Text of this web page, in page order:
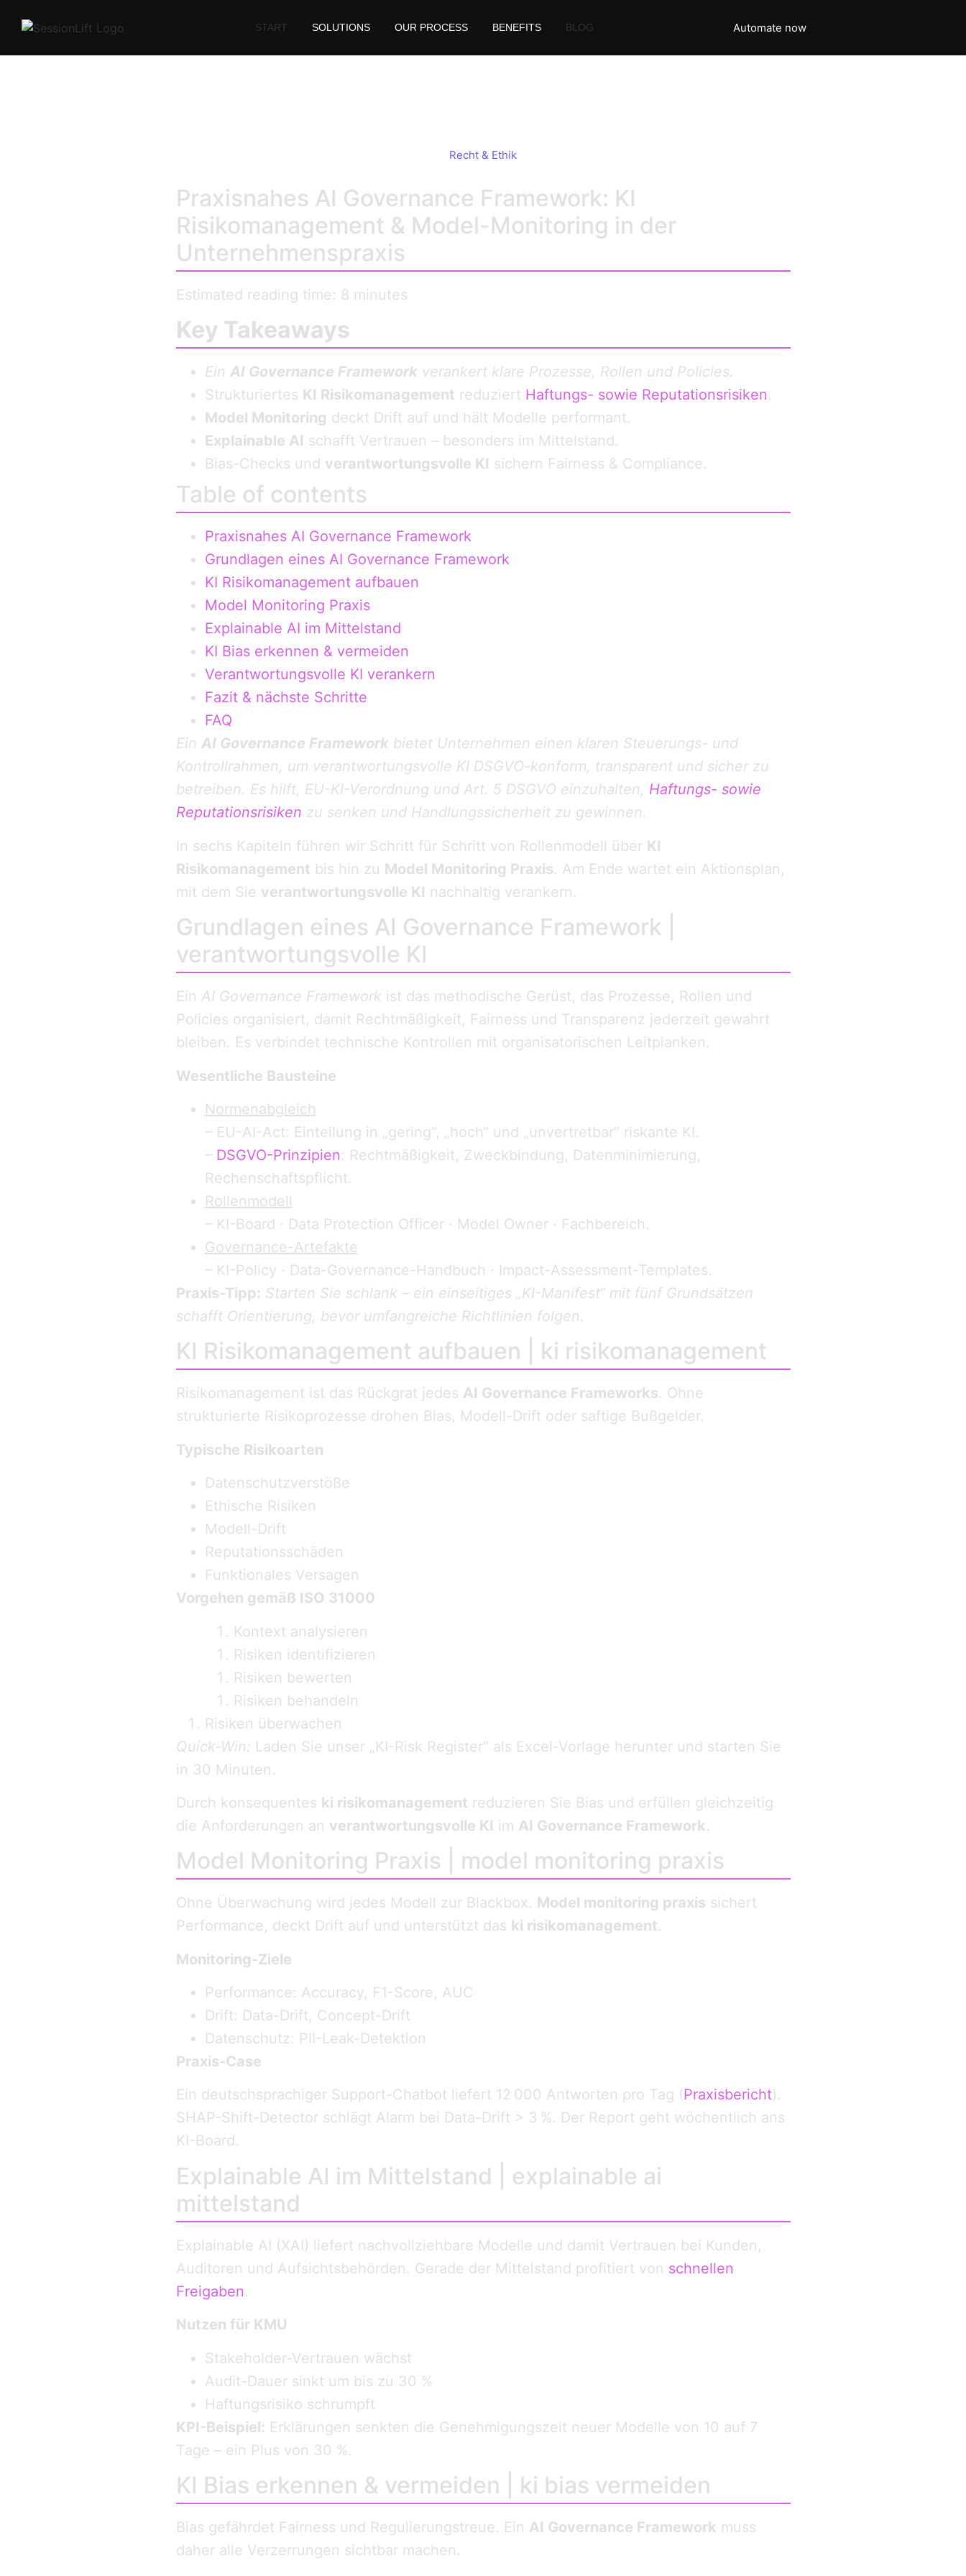
START SOLUTIONS OUR PROCESS BENEFITS BLOG Automate now
Recht & Ethik
Praxisnahes AI Governance Framework: KI
Risikomanagement & Model-Monitoring in der
Unternehmens­praxis
Estimated reading time: 8 minutes
Key Takeaways
Ein AI Governance Framework verankert klare Prozesse, Rollen und Policies.
Strukturiertes KI Risikomanagement reduziert Haftungs- sowie Reputations­risiken.
Model Monitoring deckt Drift auf und hält Modelle performant.
Explainable AI schafft Vertrauen – besonders im Mittelstand.
Bias-Checks und verantwortungsvolle KI sichern Fairness & Compliance.
Table of contents
Praxisnahes AI Governance Framework
Grundlagen eines AI Governance Framework
KI Risikomanagement aufbauen
Model Monitoring Praxis
Explainable AI im Mittelstand
KI Bias erkennen & vermeiden
Verantwortungsvolle KI verankern
Fazit & nächste Schritte
FAQ
Ein AI Governance Framework bietet Unternehmen einen klaren Steuerungs- und
Kontroll­rahmen, um verantwortungsvolle KI DSGVO-konform, transparent und sicher zu
betreiben. Es hilft, EU-KI-Verordnung und Art. 5 DSGVO einzuhalten, Haftungs- sowie
Reputationsrisiken zu senken und Handlungssicherheit zu gewinnen.
In sechs Kapiteln führen wir Schritt für Schritt von Rollenmodell über KI
Risikomanagement bis hin zu Model Monitoring Praxis. Am Ende wartet ein Aktionsplan,
mit dem Sie verantwortungsvolle KI nachhaltig verankern.
Grundlagen eines AI Governance Framework |
verantwortungsvolle KI
Ein AI Governance Framework ist das methodische Gerüst, das Prozesse, Rollen und
Policies organisiert, damit Rechtmäßigkeit, Fairness und Transparenz jederzeit gewahrt
bleiben. Es verbindet technische Kontrollen mit organisatorischen Leitplanken.
Wesentliche Bausteine
Normenabgleich
– EU-AI-Act: Einteilung in „gering“, „hoch“ und „unvertretbar“ riskante KI.
– DSGVO-Prinzipien: Rechtmäßigkeit, Zweckbindung, Daten­minimierung,
Rechenschaftspflicht.
Rollenmodell
– KI-Board · Data Protection Officer · Model Owner · Fachbereich.
Governance-Artefakte
– KI-Policy · Data-Governance-Handbuch · Impact-Assessment-Templates.
Praxis-Tipp: Starten Sie schlank – ein einseitiges „KI-Manifest“ mit fünf Grundsätzen
schafft Orientierung, bevor umfangreiche Richtlinien folgen.
KI Risikomanagement aufbauen | ki risikomanagement
Risikomanagement ist das Rückgrat jedes AI Governance Frameworks. Ohne
strukturierte Risiko­prozesse drohen Bias, Modell-Drift oder saftige Bußgelder.
Typische Risikoarten
Datenschutz­verstöße
Ethische Risiken
Modell-Drift
Reputations­schäden
Funktionales Versagen
Vorgehen gemäß ISO 31000
Kontext analysieren
Risiken identifizieren
Risiken bewerten
Risiken behandeln
Risiken überwachen
Quick-Win: Laden Sie unser „KI-Risk Register“ als Excel-Vorlage herunter und starten Sie
in 30 Minuten.
Durch konsequentes ki risikomanagement reduzieren Sie Bias und erfüllen gleichzeitig
die Anforderungen an verantwortungsvolle KI im AI Governance Framework.
Model Monitoring Praxis | model monitoring praxis
Ohne Überwachung wird jedes Modell zur Blackbox. Model monitoring praxis sichert
Performance, deckt Drift auf und unterstützt das ki risikomanagement.
Monitoring-Ziele
Performance: Accuracy, F1-Score, AUC
Drift: Data-Drift, Concept-Drift
Datenschutz: PII-Leak-Detektion
Praxis-Case
Ein deutschsprachiger Support-Chatbot liefert 12 000 Antworten pro Tag (Praxisbericht).
SHAP-Shift-Detector schlägt Alarm bei Data-Drift > 3 %. Der Report geht wöchentlich ans
KI-Board.
Explainable AI im Mittelstand | explainable ai
mittelstand
Explainable AI (XAI) liefert nachvollziehbare Modelle und damit Vertrauen bei Kunden,
Auditoren und Aufsichtsbehörden. Gerade der Mittelstand profitiert von schnellen
Freigaben.
Nutzen für KMU
Stakeholder-Vertrauen wächst
Audit-Dauer sinkt um bis zu 30 %
Haftungs­risiko schrumpft
KPI-Beispiel: Erklärungen senkten die Genehmigungszeit neuer Modelle von 10 auf 7
Tage – ein Plus von 30 %.
KI Bias erkennen & vermeiden | ki bias vermeiden
Bias gefährdet Fairness und Regulierungstreue. Ein AI Governance Framework muss
daher alle Verzerrungen sichtbar machen.